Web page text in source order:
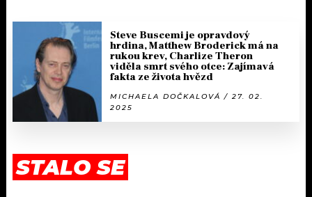
Steve Buscemi je opravdový
hrdina, Matthew Broderick má na
rukou krev, Charlize Theron
viděla smrt svého otce: Zajímavá
fakta ze života hvězd
MICHAELA DOČKALOVÁ / 27. 02.
2025
STALO SE